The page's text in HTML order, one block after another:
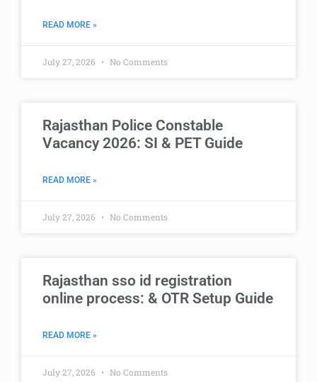
READ MORE »
July 27, 2026 No Comments
Rajasthan Police Constable
Vacancy 2026: SI & PET Guide
READ MORE »
July 27, 2026 No Comments
Rajasthan sso id registration
online process: & OTR Setup Guide
READ MORE »
July 27, 2026 No Comments